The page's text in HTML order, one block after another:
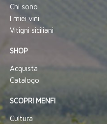
Chi sono
I miei vini
Vitigni siciliani
SHOP
Acquista
Catalogo
SCOPRI MENFI
Cultura